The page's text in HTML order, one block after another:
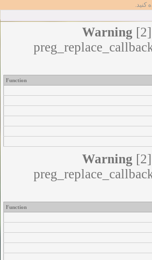
کنید.
Warning
Function
Warning
Function